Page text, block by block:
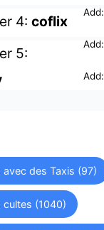
Add:
4: coflix
Add:
5:
Add:
avec des Taxis (97)
cultes (1040)